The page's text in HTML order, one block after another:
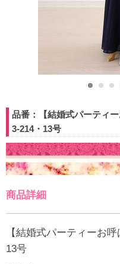
品番：【結婚式パーティ
3-214・13号
商品詳細
【結婚式パーティーお
13号